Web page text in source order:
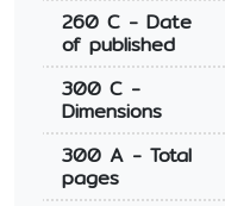
260 C - Date
of published
300 C -
Dimensions
300 A - Total
pages